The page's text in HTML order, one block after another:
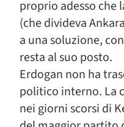
proprio adesso che
(che divideva
a una soluzione,
resta al suo posto.
Erdogan non ha
politico interno. La
nei giorni scorsi di